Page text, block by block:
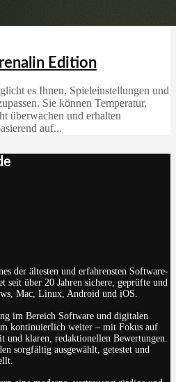
Edition
es Ihnen, Spieleinstellungen und
Sie können Temperatur,
überwachen und erhalten
auf...
der ältesten und erfahrensten Software-
seit über 20 Jahren sichere, geprüfte und
Mac, Linux, Android und iOS.
im Bereich Software und digitalen
kontinuierlich weiter – mit Fokus auf
und klaren, redaktionellen Bewertungen.
sorgfältig ausgewählt, getestet und